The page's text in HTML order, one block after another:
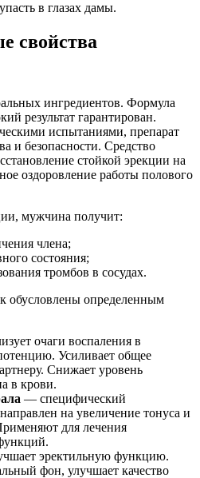
в глазах дамы.
свойства
ингредиентов. Формула
результат гарантирован.
испытаниями, препарат
и безопасности. Средство
стойкой эрекции на
оздоровление работы полового
мужчина получит:
члена;
состояния;
тромбов в сосудах.
обусловлены определенным
очаги воспаления в
Усиливает общее
Снижает уровень
в крови.
— специфический
на увеличение тонуса и
для лечения
эректильную функцию.
фон, улучшает качество